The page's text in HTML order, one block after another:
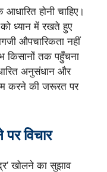
होनी चाहिए।
ध्यान में रखते हुए
औपचारिकता नहीं
किसानों तक पहुँचना
अनुसंधान और
करने की जरूरत पर
विचार
खोलने का सुझाव